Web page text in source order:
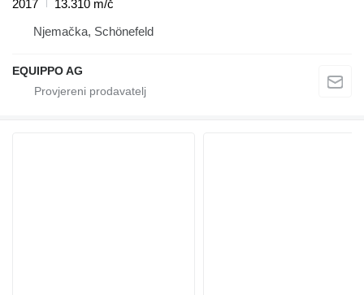
2017
13.310 m/č
Njemačka, Schönefeld
EQUIPPO AG